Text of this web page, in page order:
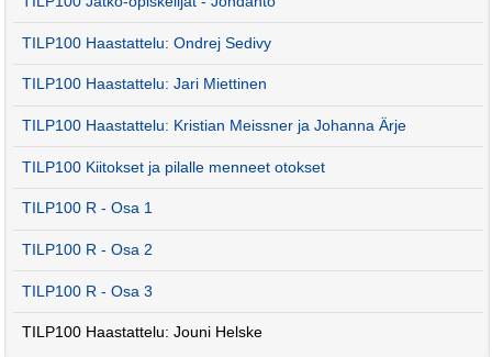
TILP100 Haastattelu: Ondrej Sedivy
TILP100 Haastattelu: Jari Miettinen
TILP100 Haastattelu: Kristian Meissner ja Johanna Ärje
TILP100 Kiitokset ja pilalle menneet otokset
TILP100 R - Osa 1
TILP100 R - Osa 2
TILP100 R - Osa 3
TILP100 Haastattelu: Jouni Helske